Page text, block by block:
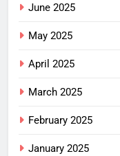
June 2025
May 2025
April 2025
March 2025
February 2025
January 2025